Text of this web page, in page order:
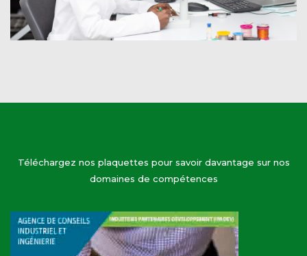
Téléchargez nos plaquettes pour savoir davantage sur nos
domaines de compétences